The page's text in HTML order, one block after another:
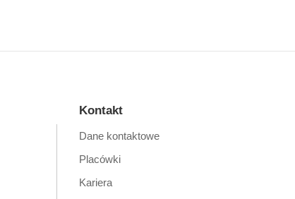
Kontakt
Dane kontaktowe
Placówki
Kariera